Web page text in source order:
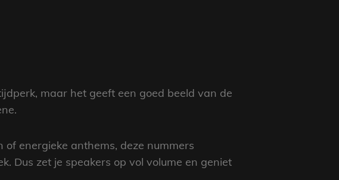
maar het geeft een goed beeld van de
energieke anthems, deze nummers
Dus zet je speakers op vol volume en geniet